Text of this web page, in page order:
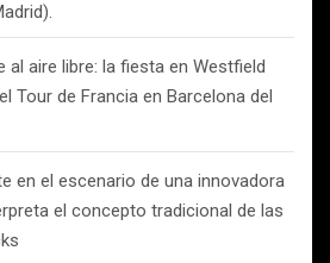
al aire libre: la fiesta en Westfield
Tour de Francia en Barcelona del
en el escenario de una innovadora
el concepto tradicional de las